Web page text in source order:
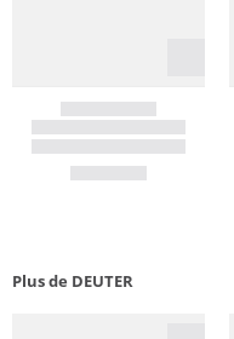
Plus de DEUTER